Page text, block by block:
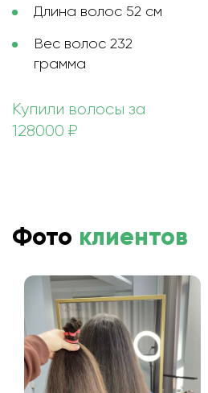
Длина волос 52 см
Вес волос 232
грамма
Купили волосы за
128000 ₽
Фото клиентов